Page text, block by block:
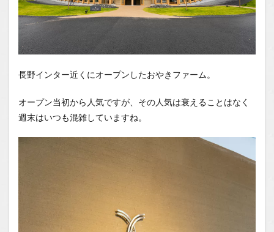
長野インター近くにオープンしたおやきファーム。
オープン当初から人気ですが、その人気は衰えることはなく
週末はいつも混雑していますね。